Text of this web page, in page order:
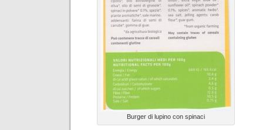
Burger di lupino con spinaci